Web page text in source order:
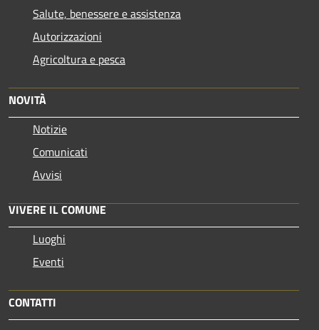
Salute, benessere e assistenza
Autorizzazioni
Agricoltura e pesca
NOVITÀ
Notizie
Comunicati
Avvisi
VIVERE IL COMUNE
Luoghi
Eventi
CONTATTI